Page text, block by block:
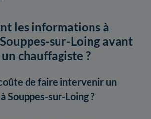
les informations à
sur-Loing avant
chauffagiste ?
de faire intervenir un
Souppes-sur-Loing ?